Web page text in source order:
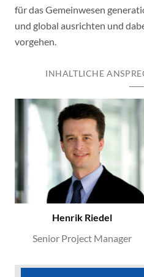
für das Gemeinwesen
und global ausrichten und
vorgehen.
INHALTLICHE
Henrik Riedel
Senior Project Manager